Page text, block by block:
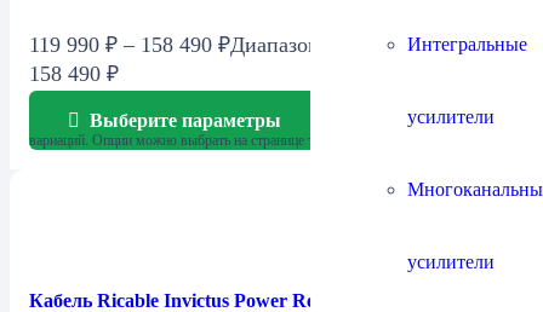
Интегральные
усилители
усилители
119 990 ₽ – 158 490 ₽Диапазон цен: 119 990 ₽ –
158 490 ₽
Выберите параметры
Этот товар имеет несколько
вариаций. Опции можно выбрать на странице товара.
Кабель Ricable Invictus Power Reference C19–Schuko